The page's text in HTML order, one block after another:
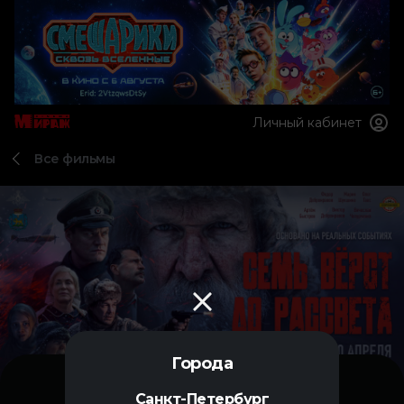
Города
Санкт-Петербург
Личный кабинет
Все фильмы